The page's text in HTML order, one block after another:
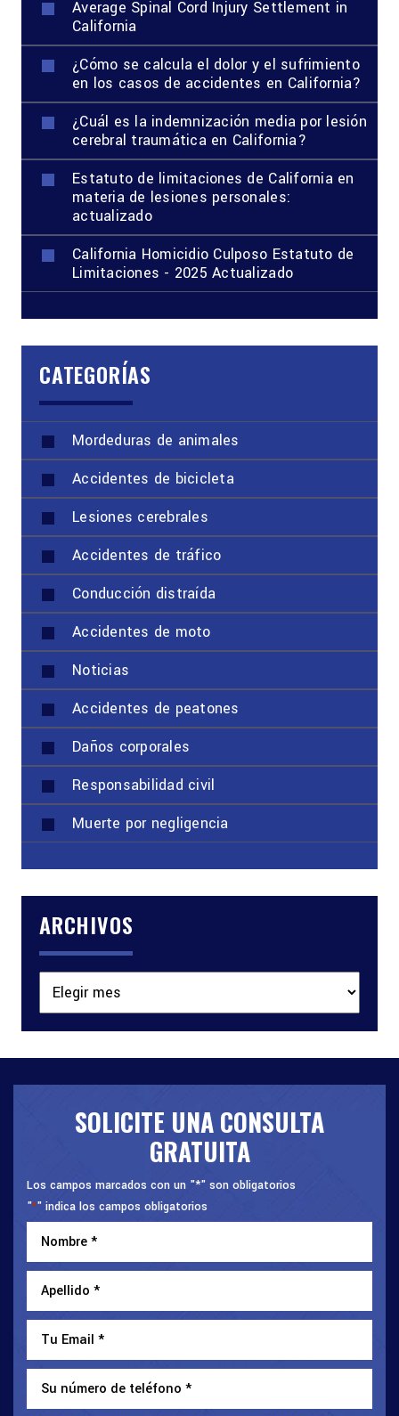
Average Spinal Cord Injury Settlement in
California
¿Cómo se calcula el dolor y el sufrimiento
en los casos de accidentes en California?
¿Cuál es la indemnización media por lesión
cerebral traumática en California?
Estatuto de limitaciones de California en
materia de lesiones personales:
actualizado
California Homicidio Culposo Estatuto de
Limitaciones - 2025 Actualizado
CATEGORÍAS
Mordeduras de animales
Accidentes de bicicleta
Lesiones cerebrales
Accidentes de tráfico
Conducción distraída
Accidentes de moto
Noticias
Accidentes de peatones
Daños corporales
Responsabilidad civil
Muerte por negligencia
ARCHIVOS
SOLICITE UNA CONSULTA
GRATUITA
Los campos marcados con un "*" son obligatorios
"*" indica los campos obligatorios